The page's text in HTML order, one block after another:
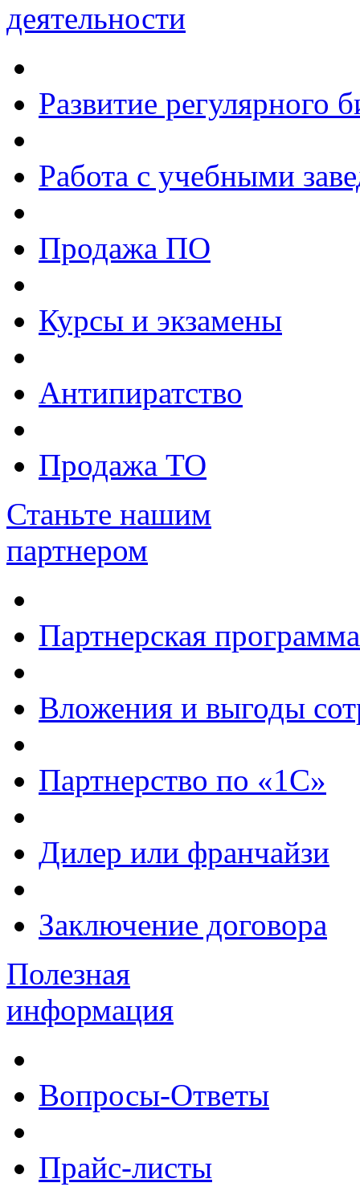
деятельности
Развитие регулярного
Работа с учебными
Продажа ПО
Курсы и экзамены
Антипиратство
Продажа ТО
Станьте нашим
партнером
Партнерская программа
Вложения и выгоды
Партнерство по «1С»
Дилер или франчайзи
Заключение договора
Полезная
информация
Вопросы-Ответы
Прайс-листы